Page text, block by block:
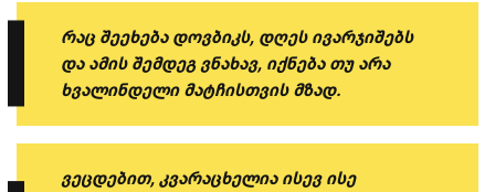
რაც შეეხება დოვბიკს, დღეს ივარჯიშებს
და ამის შემდეგ ვნახავ, იქნება თუ არა
ხვალინდელი მატჩისთვის მზად.
ვეცდებით, კვარაცხელია ისევ ისე